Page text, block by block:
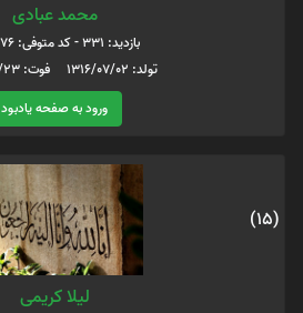
محمد عبادی
بازدید: 331 - کد متوفی: 6129076
تولد: 1316/07/02 فوت: 1380/02/23
ورود به صفحه یادبود
(15)
لیلا کریمی